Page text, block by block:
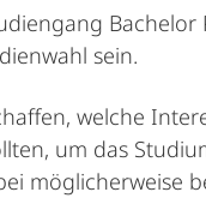
Bachelor
sein.
welche
um das
möglicherweise